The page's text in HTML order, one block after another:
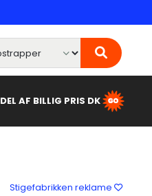
DEL AF BILLIG PRIS DK
Stigefabrikken reklame